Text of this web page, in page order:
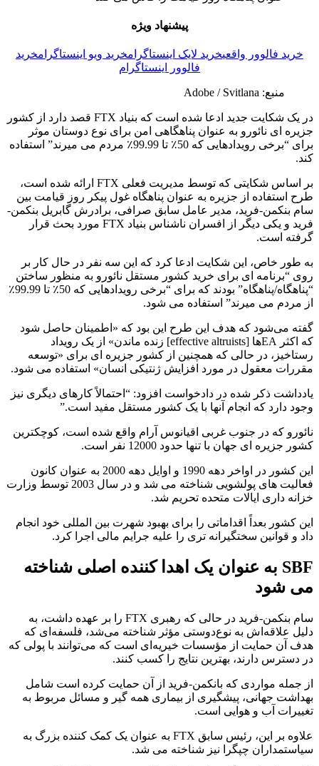
پیشنهاد ویژه
خرید فالوور واقعیخرید لایک اینستاگرامخرید ویو اینستاگرامخرید
فالوور اینستاگرام
منبع: Adobe / Svitlana
در یک شکایت جدید ادعا شده است که بنیاد FTX قصد دارد از کشور
جزیره ای نائورو به عنوان پناهگاهی امن برای نوع دوستان موثر
برای “برخی رویدادهایی که 50٪ تا 99.99٪ مردم می میرند” استفاده
کند.
بر اساس شکایتی که توسط مدیریت فعلی FTX ارائه شده است،
طرح استفاده از جزیره به عنوان پناهگاه غول پیکر روز قیامت بین
سام بنکمن-فرید، مدیر عامل سابق صرافی، برادرش گابریل بنکمن-
فرید و یکی دیگر از افسران ناشناس بنیاد FTX مورد بحث قرار
گرفته است.
به طور خاص، این شکایت ادعا کرد که این سه نفر در حال کار بر
روی “برنامه ای برای خرید کشور مستقل نائورو به منظور ساختن
“پناهگاه/پناهگاه” بودند که برای “برخی رویدادهایی که 50٪ تا 99.99٪
از مردم می میرند” استفاده می شود.
گفته می‌شود که هدف این طرح این بود که «اطمینان حاصل شود
که اکثر EAها [effective altruists] زنده ماندن» از یک رویداد
رستاخیز، در حالی که همچنین از کشور جزیره ای برای «توسعه
مقررات معقول در مورد افزایش ژنتیکی انسان» استفاده می شود.
یادداشت ذکر شده در دادخواست افزود: “احتمالاً کارهای دیگری نیز
وجود دارد که انجام آنها با یک کشور مستقل مفید است.”
نائورو که در جنوب غربی اقیانوس آرام واقع شده است، کوچکترین
کشور جزیره ای جهان با تنها حدود 12000 نفر است.
این کشور در اواخر دهه 1990 و اوایل دهه 2000 به عنوان کانون
فعالیت های پولشویی شناخته می شد و در سال 2003 توسط وزارت
خزانه داری ایالات متحده تحریم شد.
این کشور بعداً اقداماتی را برای بهبود شهرت بین المللی خود انجام
داد و قوانین سختگیرانه تری را علیه جرایم مالی اجرا کرد.
SBF به عنوان یک اهدا کننده اصلی شناخته
می شود
سام بنکمن-فرید در حالی که رهبری FTX را بر عهده داشت، به
دلیل علاقه‌اش به نوع‌دوستی مؤثر شناخته می‌شد، فلسفه‌ای که
هدف آن حمایت از مؤسسات خیریه‌ای است که می‌توانند با پولی که
در دسترس دارند، بهترین نتایج را کسب کنند.
از جمله مواردی که بانکمن-فرید از آن حمایت کرده است شامل
بهداشت جهانی، پیشگیری از بیماری همه گیر و مسائل مربوط به
تغییرات آب و هوایی است.
علاوه بر این، رئیس سابق FTX به عنوان یک کمک کننده بزرگ به
سیاستمداران چپگرا نیز شناخته می شد.